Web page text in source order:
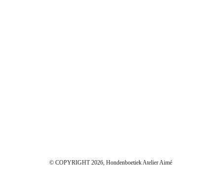
© COPYRIGHT 2026, Hondenboetiek Atelier Aimé